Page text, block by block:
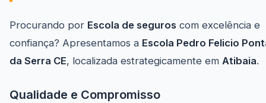
Procurando por Escola de seguros com excelência e
confiança? Apresentamos a Escola Pedro Felicio
da Serra CE, localizada estrategicamente em Atibaia.
Qualidade e Compromisso